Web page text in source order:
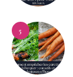
5